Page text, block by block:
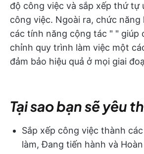
độ công việc và sắp xếp thứ tự
công việc. Ngoài ra, chức năng
các tính năng cộng tác " " giúp
chỉnh quy trình làm việc một
đảm bảo hiệu quả ở mọi giai
Tại sao bạn sẽ yêu
Sắp xếp công việc thành
làm, Đang tiến hành và